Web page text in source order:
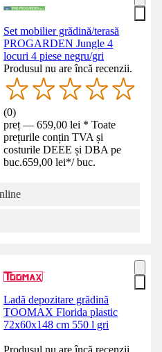
Set mobilier grădină/terasă
PROGARDEN Jungle 4
locuri 4 piese negru/gri
Produsul nu are încă recenzii.
(0)
preț — 659,00 lei * Toate
prețurile conțin TVA și
costurile DEEE și DBA pe
buc.659,00 lei*/ buc.
Ladă depozitare grădină
TOOMAX Florida plastic
72x60x148 cm 550 l gri
Produsul nu are încă recenzii.